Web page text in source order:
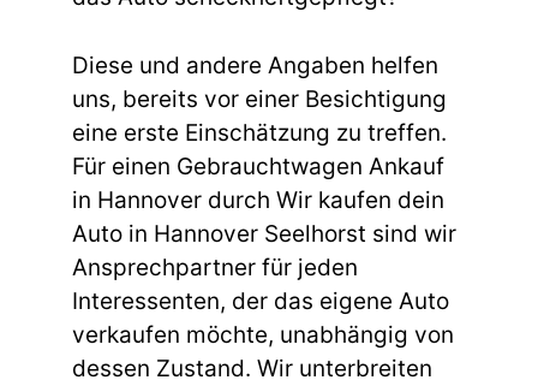
Diese und andere Angaben helfen
uns, bereits vor einer Besichtigung
eine erste Einschätzung zu treffen.
Für einen Gebrauchtwagen Ankauf
in Hannover durch Wir kaufen dein
Auto in Hannover Seelhorst sind wir
Ansprechpartner für jeden
Interessenten, der das eigene Auto
verkaufen möchte, unabhängig von
dessen Zustand. Wir unterbreiten